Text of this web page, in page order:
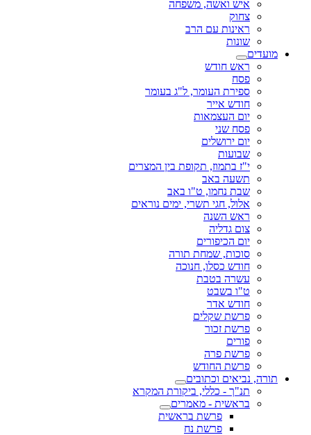
איש ואשה, משפחה
צחוק
ראינות עם הרב
שונות
מועדים
ראש חודש
פסח
ספירת העומר, ל"ג בעומר
חודש אייר
יום העצמאות
פסח שני
יום ירושלים
שבועות
י"ז בתמוז, תקופת בין המצרים
תשעה באב
שבת נחמו, ט"ו באב
אלול, חגי תשרי, ימים נוראים
ראש השנה
צום גדליה
יום הכיפורים
סוכות, שמחת תורה
חודש כסלו, חנוכה
עשרה בטבת
ט"ו בשבט
חודש אדר
פרשת שקלים
פרשת זכור
פורים
פרשת פרה
פרשת החודש
תורה, נביאים וכתובים
תנ"ך - כללי, ביקורת המקרא
בראשית - מאמרים
פרשת בראשית
פרשת נח